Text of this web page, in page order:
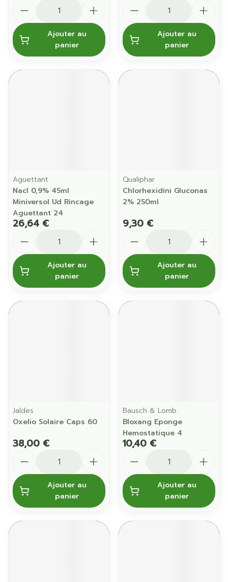
Ajouter au
panier
Ajouter au
panier
Aguettant
Nacl 0,9% 45ml
Miniversol Ud Rincage
Aguettant 24
26,64 €
Ajouter au
panier
Qualiphar
Chlorhexidini Gluconas
2% 250ml
9,30 €
Ajouter au
panier
Jaldes
Oxelio Solaire Caps 60
38,00 €
Ajouter au
panier
Bausch & Lomb
Bloxang Eponge
Hemostatique 4
10,40 €
Ajouter au
panier